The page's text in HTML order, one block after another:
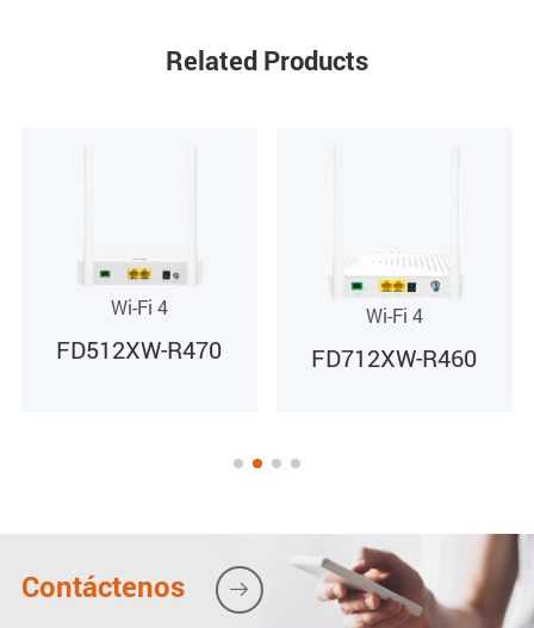
Related Products
Wi-Fi 4
FD712XW-R460
Wi-Fi 4
FD612XW-R470
Contáctenos 